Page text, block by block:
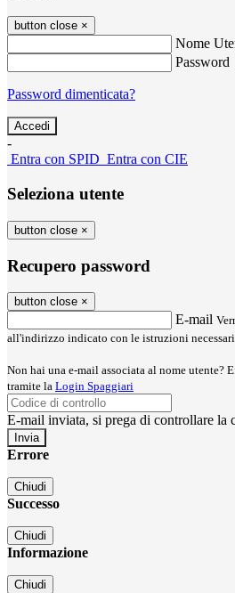
button close ×
Nome
Password
Password dimenticata?
-
Entra con SPID Entra con CIE
Seleziona utente
button close ×
Recupero password
button close ×
E-mail
all'indirizzo indicato con le istruzioni
Non hai una e-mail associata al nome utente?
tramite la Login Spaggiari
E-mail inviata, si prega di controllare la
Errore
Chiudi
Successo
Chiudi
Informazione
Chiudi